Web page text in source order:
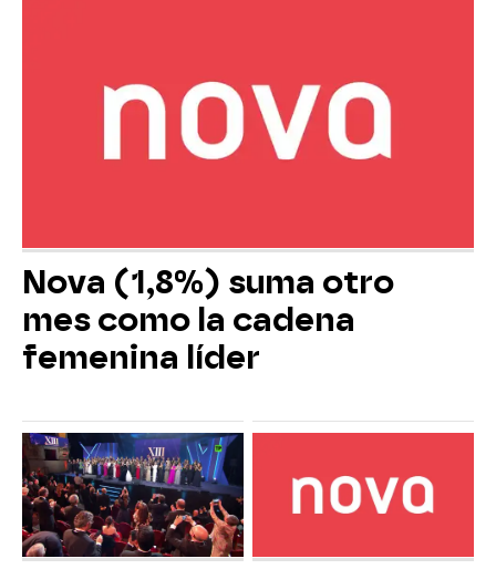
Nova (1,8%) suma otro
mes como la cadena
femenina líder